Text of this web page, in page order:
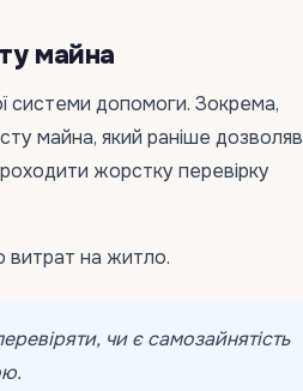
майна
системи допомоги. Зокрема,
майна, який раніше дозволяв
жорстку перевірку
витрат на житло.
чи є самозайнятість